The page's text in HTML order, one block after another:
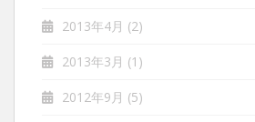
2013年4月 (2)
2013年3月 (1)
2012年9月 (5)